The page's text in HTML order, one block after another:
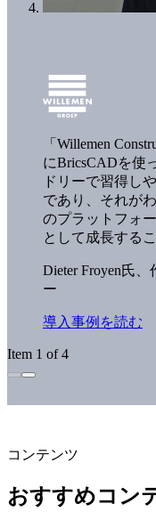
「Willemen
にBricsCADを使
ドリーで習得し
であり、それが
のプラットフォ
として成長する
Dieter Froyen氏
ー
導入事例を読む
Item 1 of 4
コンテンツ
おすすめコン